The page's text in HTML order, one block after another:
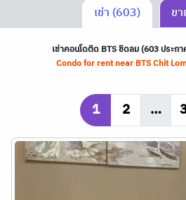
เช่า (603) ข
เช่าคอนโดติด BTSชิดลม (603 ประก
Condo for rent near BTSChit
1 2 …